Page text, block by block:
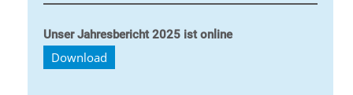
Unser Jahresbericht 2025 ist online
Download